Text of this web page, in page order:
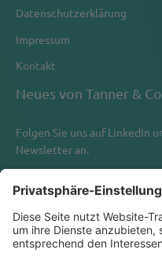
Datenschutzerklärung
Impressum
Kontakt
Neues von Tanner &
Folgen Sie uns aufLinkedIn
Newsletter an.
Newsletter